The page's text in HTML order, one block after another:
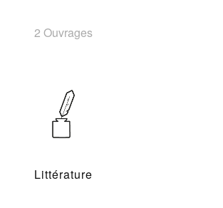
2 Ouvrages
Littérature